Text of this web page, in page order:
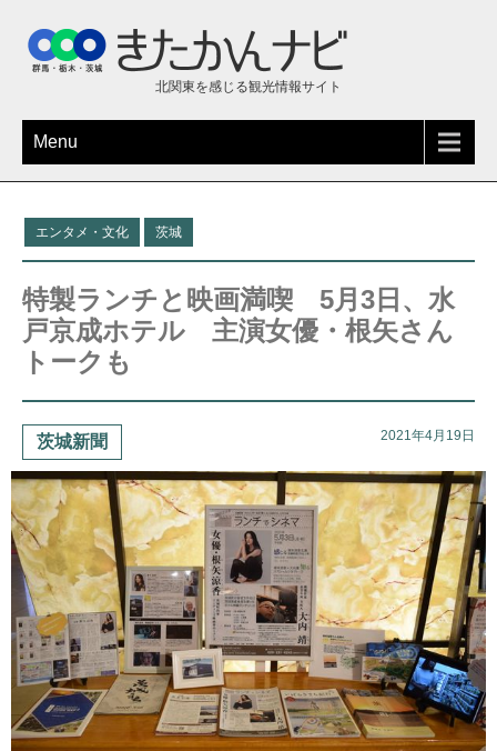
北関東を感じる観光情報サイト
Menu
エンタメ・文化 茨城
特製ランチと映画満喫 5月3日、水
戸京成ホテル 主演女優・根矢さん
トークも
茨城新聞 2021年4月19日